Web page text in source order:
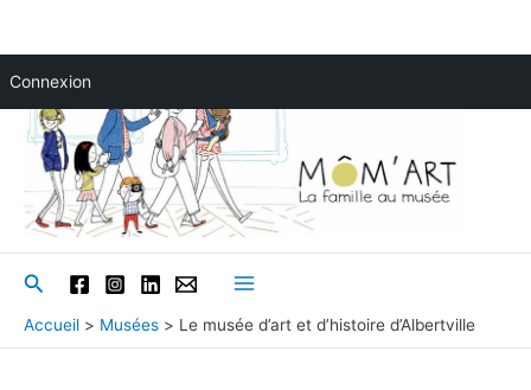
Connexion
contenu
Rechercher
Menu
Accueil Musées Le musée d’art et d’histoire d’Albertville